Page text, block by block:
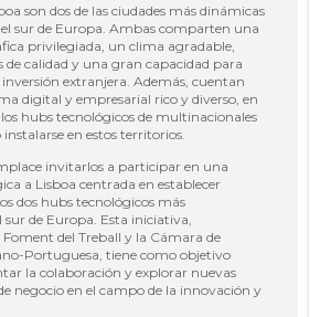
son dos de las ciudades más dinámicas
sur de Europa. Ambas comparten una
privilegiada, un clima agradable,
calidad y una gran capacidad para
extranjera. Además, cuentan
digital y empresarial rico y diverso, en
hubs tecnológicos de multinacionales
en estos territorios.
invitarlos a participar en una
a Lisboa centrada en establecer
dos hubs tecnológicos más
de Europa. Esta iniciativa,
del Treball y la Cámara de
Portuguesa, tiene como objetivo
la colaboración y explorar nuevas
negocio en el campo de la innovación y